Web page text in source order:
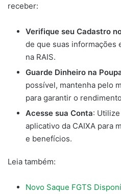
receber:
Verifique seu Cadastro
de que suas informações
na RAIS.
Guarde Dinheiro na
possível, mantenha pelo
para garantir o
Acesse sua Conta:
aplicativo da CAIXA para
e benefícios.
Leia também:
Novo Saque FGTS